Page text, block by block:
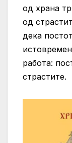
од храна
од
дека
работа:
страстите.